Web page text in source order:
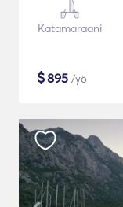
Katamaraani
$895 /yö